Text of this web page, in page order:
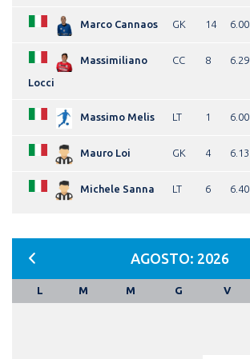
Marco Cannaos GK 14 6.00
Massimiliano
Locci
CC 8 6.29
Massimo Melis LT 1 6.00
Mauro Loi GK 4 6.13
Michele Sanna LT 6 6.40
AGOSTO: 2026
L M M G V